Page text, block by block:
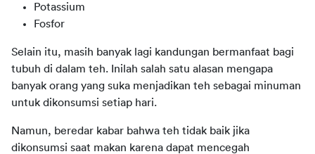
Potassium
Fosfor
Selain itu, masih banyak lagi kandungan bermanfaat bagi
tubuh di dalam teh. Inilah salah satu alasan mengapa
banyak orang yang suka menjadikan teh sebagai minuman
untuk dikonsumsi setiap hari.
Namun, beredar kabar bahwa teh tidak baik jika
dikonsumsi saat makan karena dapat mencegah